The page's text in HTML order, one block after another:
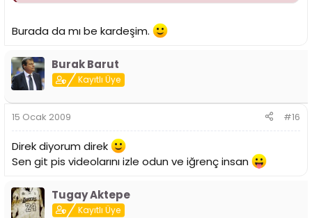
Burada da mı be kardeşim.
Burak Barut
Kayıtlı Üye
15 Ocak 2009 #16
Direk diyorum direk
Sen git pis videolarını izle odun ve iğrenç insan
Tugay Aktepe
Kayıtlı Üye